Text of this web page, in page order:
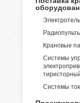
Крановые
Системы
Системы